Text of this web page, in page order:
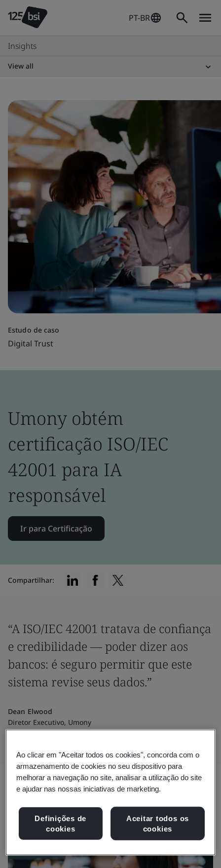
PT-BR
Insights
View all
Estudo de caso
Digital Trust
Umony obtém
certificação ISO/IEC
42001 para IA
responsável
Ir para Certificação
Compartilhar:
“A ISO/IEC 42001 tratava de confiança
e credibilidade — poder dizer aos
bancos: é seguro permitir que este
sistema revise seus dados.”
Dean Elwood
Diretor Executivo, Umony
Ao clicar em "Aceitar todos os cookies", concorda com o
armazenamento de cookies no seu dispositivo para
melhorar a navegação no site, analisar a utilização do site
e ajudar nas nossas iniciativas de marketing.
Definições de
cookies
Aceitar todos os
cookies